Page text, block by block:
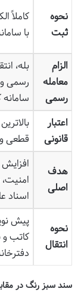
نحوه
ثبت
کاملاً
با
الزام
معامله
رسمی
بله،
رسمی و
اعتبار
قانونی
قطعی و
هدف
اصلی
امنیت،
اسناد
نحوه
انتقال
پیش
کاتب و
سند سبز رنگ در